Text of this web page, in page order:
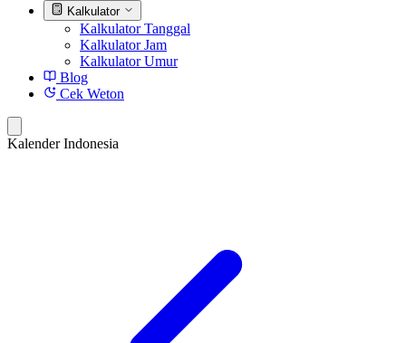
Kalkulator
Kalkulator Tanggal
Kalkulator Jam
Kalkulator Umur
Blog
Cek Weton
Kalender Indonesia